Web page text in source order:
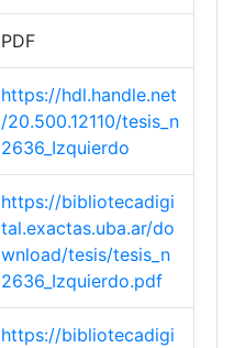
PDF
https://hdl.handle.net
/20.500.12110/tesis_n
2636_Izquierdo
https://bibliotecadigi
tal.exactas.uba.ar/do
wnload/tesis/tesis_n
2636_Izquierdo.pdf
https://bibliotecadigi